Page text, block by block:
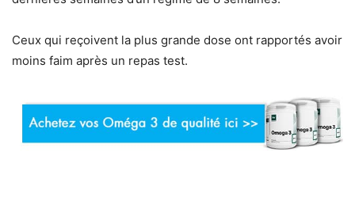
Ceux qui reçoivent la plus grande dose ont rapportés avoir
moins faim après un repas test.